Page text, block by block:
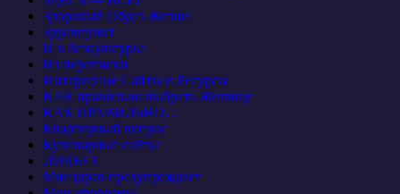
Здоровый Образ Жизни
Здравпункт
И в безкультурье
Из переписки
Интересные Сайты и Ресурсы
КАК правильно выбрать Жилище
КАК ПРАВИЛЬНО…
Квартирный вопрос
Кулинарные сайты
ЛИКБЕЗ
Минздрав предупреждает